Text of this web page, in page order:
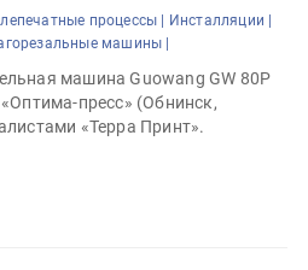
процессы |
Инсталляции |
машины |
машина Guowang GW 80P
пресс» (Обнинск,
«Терра Принт».